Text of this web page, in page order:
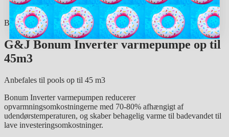
Vi hjælper dig med rådgivning, før, under og efter dit køb!
Beskrivelse:
G&J Bonum Inverter varmepumpe op til
45m3
Anbefales til pools op til 45 m3
Bonum Inverter varmepumpen reducerer
opvarmningsomkostningerne med 70-80% afhængigt af
udendørstemperaturen, og skaber behagelig varme til badevandet til
lave investeringsomkostninger.